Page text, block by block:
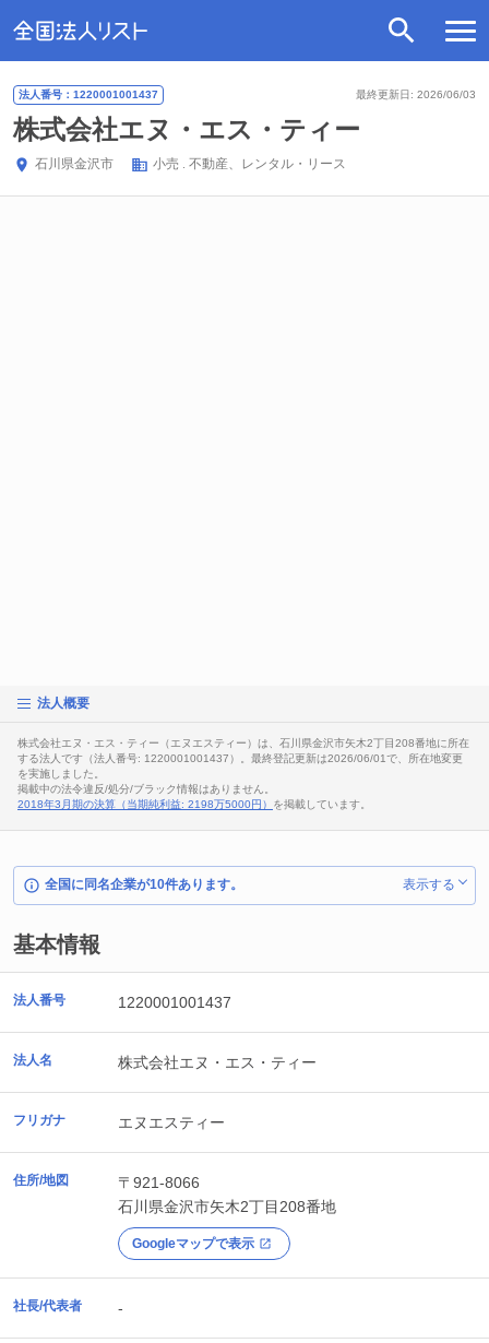
最終更新日: 2026/06/03
法人番号：1220001001437
株式会社エヌ・エス・ティー
石川県金沢市 小売 不動産、レンタル・リース
法人概要
株式会社エヌ・エス・ティー（エヌエスティー）は、石川県金沢市矢木2丁目208番地に所在
する法人です（法人番号: 1220001001437）。最終登記更新は2026/06/01で、所在地変更
を実施しました。
掲載中の法令違反/処分/ブラック情報はありません。
2018年3月期の決算（当期純利益: 2198万5000円） を掲載しています。
全国に同名企業が10件あります。 表示する
基本情報
法人番号 1220001001437
法人名 株式会社エヌ・エス・ティー
フリガナ エヌエスティー
住所/地図
〒921-8066
石川県金沢市矢木2丁目208番地
Googleマップで表示
社長/代表者 -